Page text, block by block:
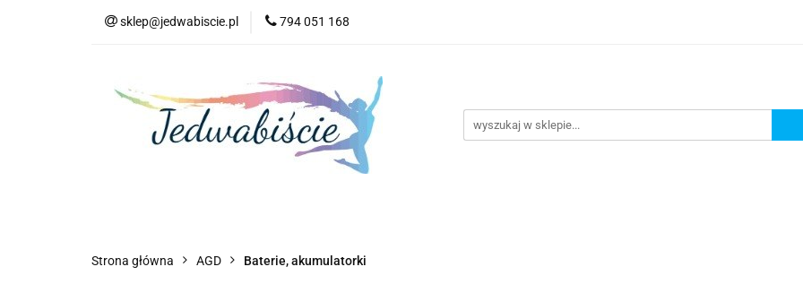
sklep@jedwabiscie.pl 794 051 168
Nowości
Strona główna AGD Baterie, akumulatorki